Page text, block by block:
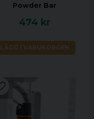
Powder Bar
474 kr
LÄGG I VARUKORGEN